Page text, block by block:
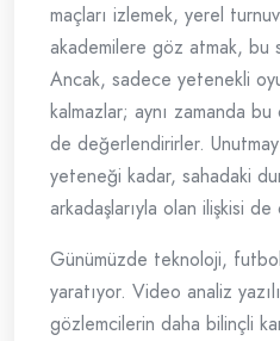
maçları izlemek, yerel
akademilere göz atmak, bu
Ancak, sadece yetenekli
kalmazlar; aynı zamanda
de değerlendirirler.
yeteneği kadar, sahadaki
arkadaşlarıyla olan ilişkisi de
Günümüzde teknoloji,
yaratıyor. Video analiz
gözlemcilerin daha bilinçli